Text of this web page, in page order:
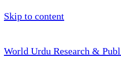
Skip to content
World Urdu Research &